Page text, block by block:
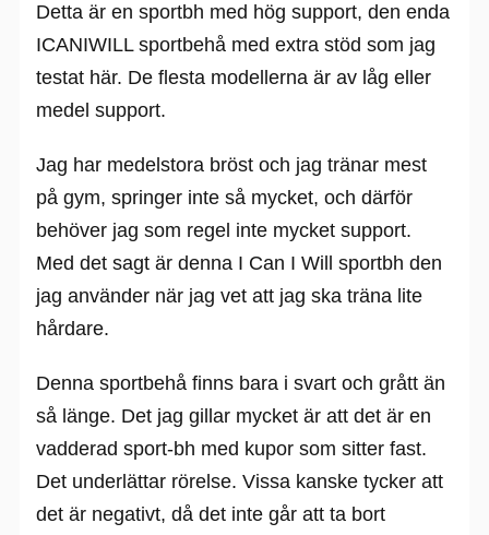
Detta är en sportbh med hög support, den enda
ICANIWILL sportbehå med extra stöd som jag
testat här. De flesta modellerna är av låg eller
medel support.
Jag har medelstora bröst och jag tränar mest
på gym, springer inte så mycket, och därför
behöver jag som regel inte mycket support.
Med det sagt är denna I Can I Will sportbh den
jag använder när jag vet att jag ska träna lite
hårdare.
Denna sportbehå finns bara i svart och grått än
så länge. Det jag gillar mycket är att det är en
vadderad sport-bh med kupor som sitter fast.
Det underlättar rörelse. Vissa kanske tycker att
det är negativt, då det inte går att ta bort